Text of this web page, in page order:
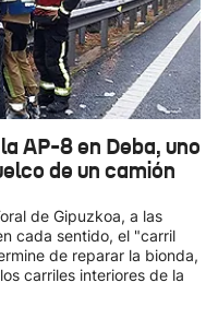
AP-8 en Deba, uno
de un camión
de Gipuzkoa, a las
cada sentido, el "carril
de reparar la bionda,
carriles interiores de la